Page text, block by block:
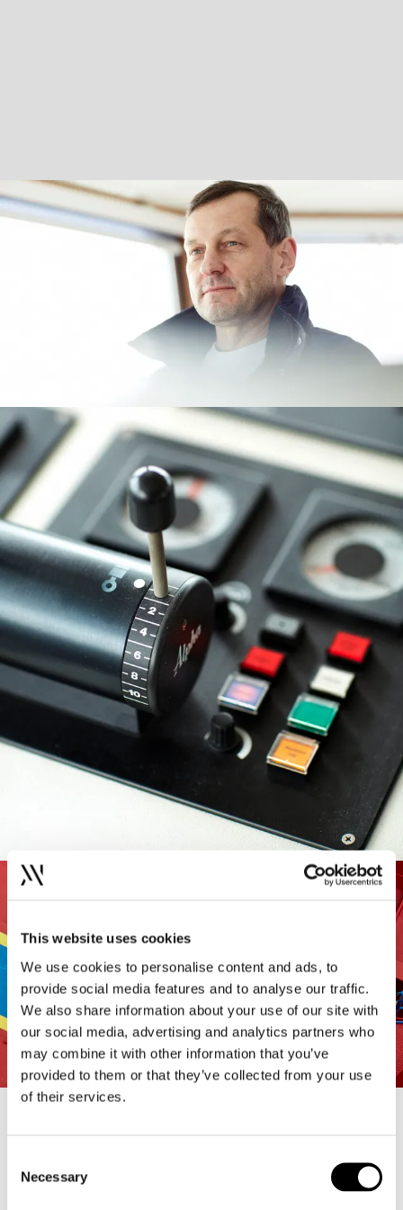
This website uses cookies
We use cookies to personalise content and ads, to
provide social media features and to analyse our traffic.
We also share information about your use of our site with
our social media, advertising and analytics partners who
may combine it with other information that you’ve
provided to them or that they’ve collected from your use
of their services.
Selection
Necessary
Design-teamet hos AM skabte en stærk